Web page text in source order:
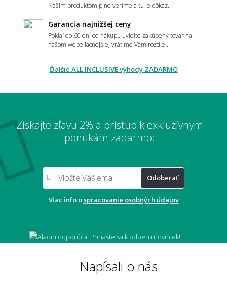
Našim produktom plne veríme a tu je dôkaz.
Garancia najnižšej ceny
Pokiaľ do 60 dní od nákupu uvidíte zakúpený tovar na
našom webe lacnejšie, vrátime Vám rozdiel.
Ďalšie ALL INCLUSIVE výhody ZADARMO
Získajte zľavu 2% a prístup k exkluzívnym
ponukám zadarmo:
Odoberať
Viac info ospracovanie osobných údajov
Napísali o nás